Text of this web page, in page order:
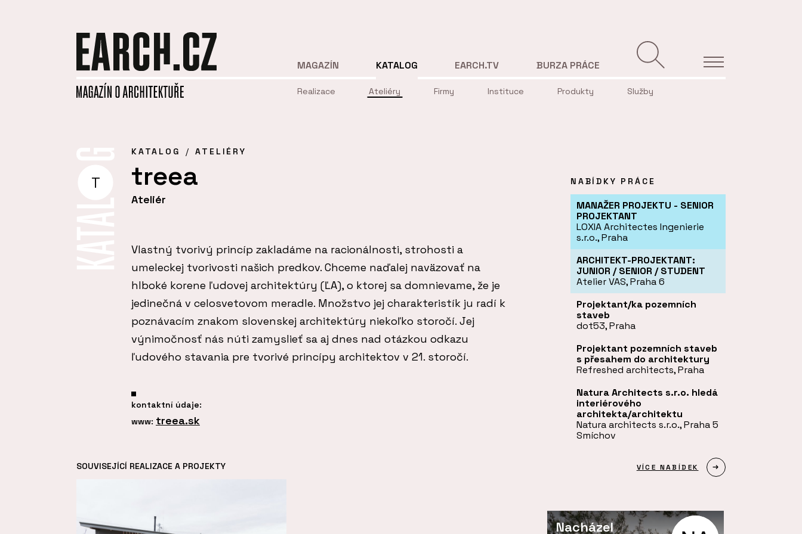
MAGAZÍN KATALOG
Realizace Ateliéry Firmy Instituce Produkty Služby
EARCH.TV BURZA PRÁCE
T
KATALOG ATELIÉRY
treea
Ateliér
Vlastný tvorivý princíp zakladáme na racionálnosti, strohosti a
umeleckej tvorivosti našich predkov. Chceme naďalej naväzovať na
hlboké korene ľudovej architektúry (ĽA), o ktorej sa domnievame, že je
jedinečná v celosvetovom meradle. Množstvo jej charakteristík ju radí k
poznávacím znakom slovenskej architektúry niekoľko storočí. Jej
výnimočnosť nás núti zamyslieť sa aj dnes nad otázkou odkazu
ľudového stavania pre tvorivé princípy architektov v 21. storočí.
kontaktní údaje:
www: treea.sk
SOUVISEJÍCÍ REALIZACE A PROJEKTY
NABÍDKY PRÁCE
MANAŽER PROJEKTU - SENIOR
PROJEKTANT
LOXIA Architectes Ingenierie
s.r.o., Praha
ARCHITEKT-PROJEKTANT:
JUNIOR / SENIOR / STUDENT
Atelier VAS, Praha 6
Projektant/ka pozemních
staveb
dot53, Praha
Projektant pozemních staveb
s přesahem do architektury
Refreshed architects, Praha
Natura Architects s.r.o. hledá
interiérového
architekta/architektu
Natura architects s.r.o., Praha 5
Smíchov
VÍCE NABÍDEK
Nacházel